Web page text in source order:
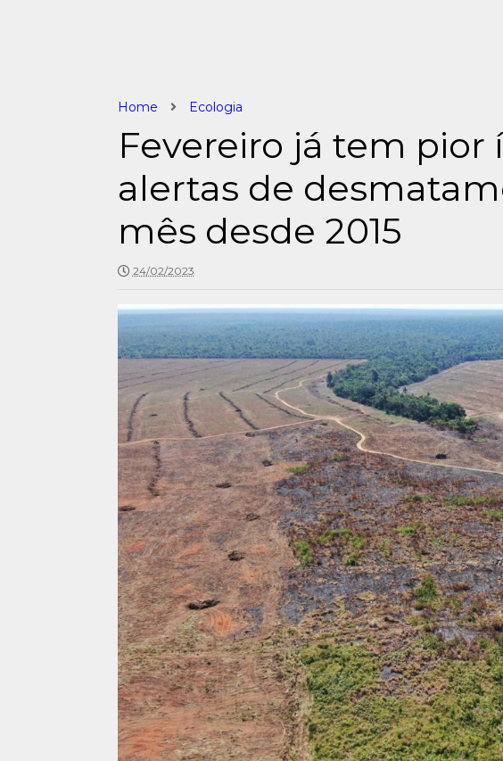
Home Ecologia
Fevereiro já tem pior
alertas de
mês desde 2015
24/02/2023